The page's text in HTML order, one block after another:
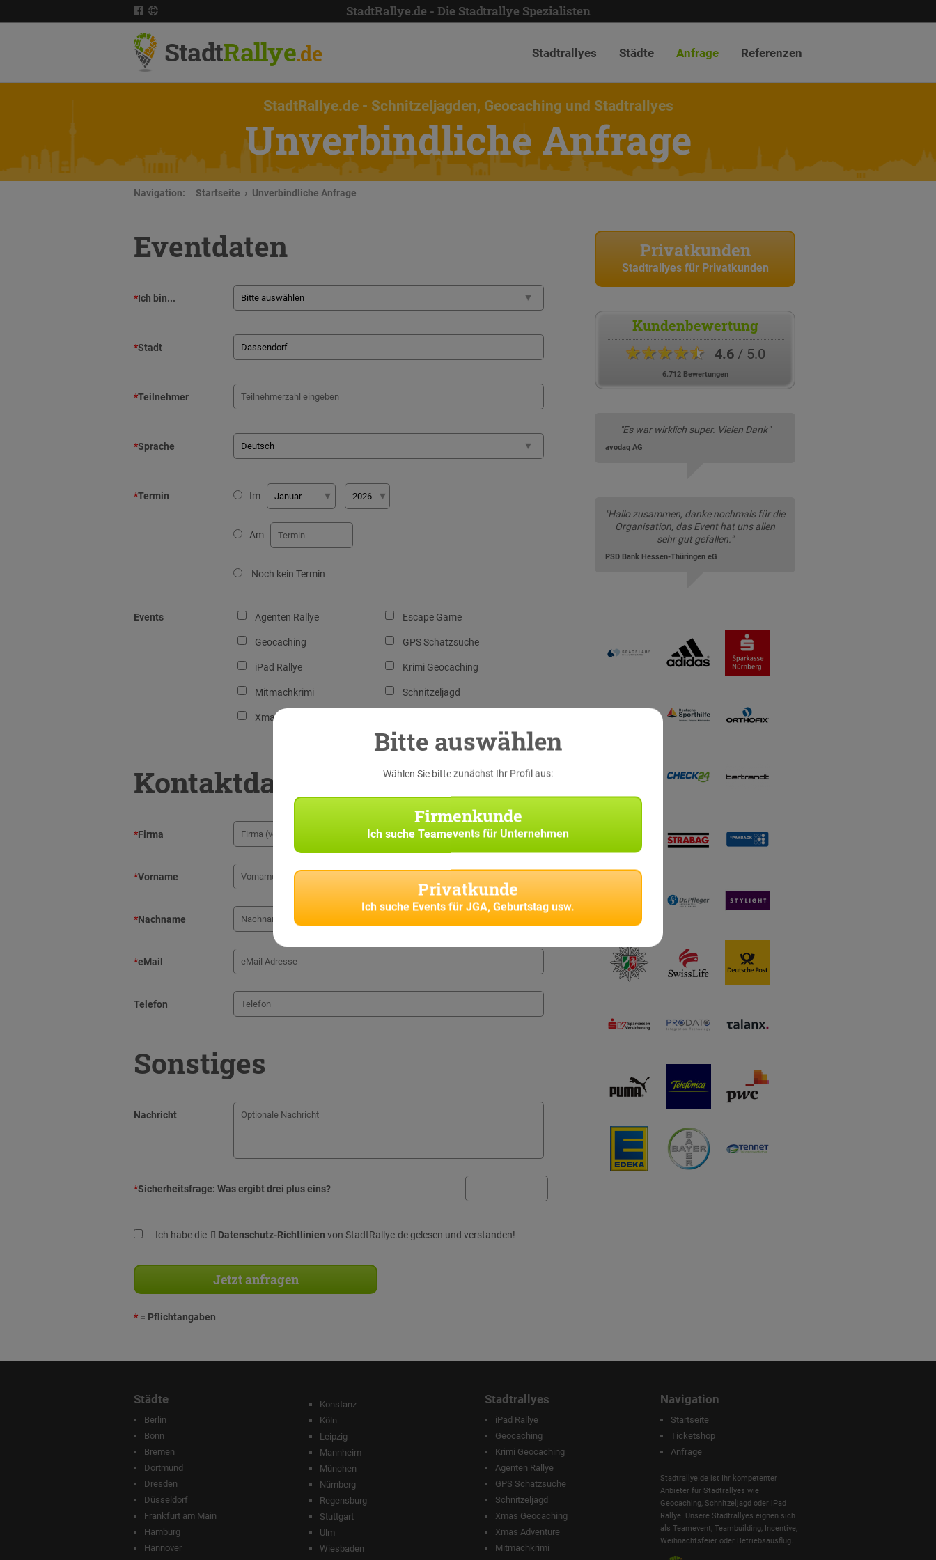
StadtRallye.de - Die Stadtrallye Spezialisten
StadtRallye.de Stadtrallyes Städte Anfrage Referenzen
StadtRallye.de- Schnitzeljagden, Geocaching und Stadtrallyes
Unverbindliche Anfrage
Navigation: Startseite Unverbindliche Anfrage
Eventdaten
*Ich bin...
*Stadt
*Teilnehmer
*Sprache
*Termin Im
Am
Noch kein Termin
Events Agenten Rallye Escape Game
Geocaching GPS Schatzsuche
iPad Rallye Krimi Geocaching
Mitmachkrimi Schnitzeljagd
Xmas Adventure
Kontaktdaten
*Firma
*Vorname
*Nachname
*eMail
Telefon
Sonstiges
Nachricht
*Sicherheitsfrage: Was ergibt drei plus eins?
Ich habe die Datenschutz-Richtlinien von StadtRallye.de gelesen und verstanden!
* = Pflichtangaben
Privatkunden
Stadtrallyes für Privatkunden
Kundenbewertung
★★★★★ 4.6/ 5.0
6.712 Bewertungen
"Es war wirklich super. Vielen Dank"
avodaq AG
"Hallo zusammen, danke nochmals für die
Organisation, das Event hat uns allen
sehr gut gefallen."
PSD Bank Hessen-Thüringen eG
Städte
Berlin
Bonn
Bremen
Dortmund
Dresden
Düsseldorf
Frankfurt am Main
Hamburg
Hannover
Konstanz
Köln
Leipzig
Mannheim
München
Nürnberg
Regensburg
Stuttgart
Ulm
Wiesbaden
Stadtrallyes
iPad Rallye
Geocaching
Krimi Geocaching
Agenten Rallye
GPS Schatzsuche
Schnitzeljagd
Xmas Geocaching
Xmas Adventure
Mitmachkrimi
Navigation
Startseite
Ticketshop
Anfrage
Stadtrallye.de ist Ihr kompetenter
Anbieter für Stadtrallyes wie
Geocaching, Schnitzeljagd oder iPad
Rallye. Unsere Stadtrallyes eignen sich
als Teamevent, Teambuilding, Incentive,
Weihnachtsfeier oder Betriebsausflug.
Bitte auswählen
Wählen Sie bitte zunächst Ihr Profil aus:
Firmenkunde
Ich suche Teamevents für Unternehmen
Privatkunde
Ich suche Events für JGA, Geburtstag usw.